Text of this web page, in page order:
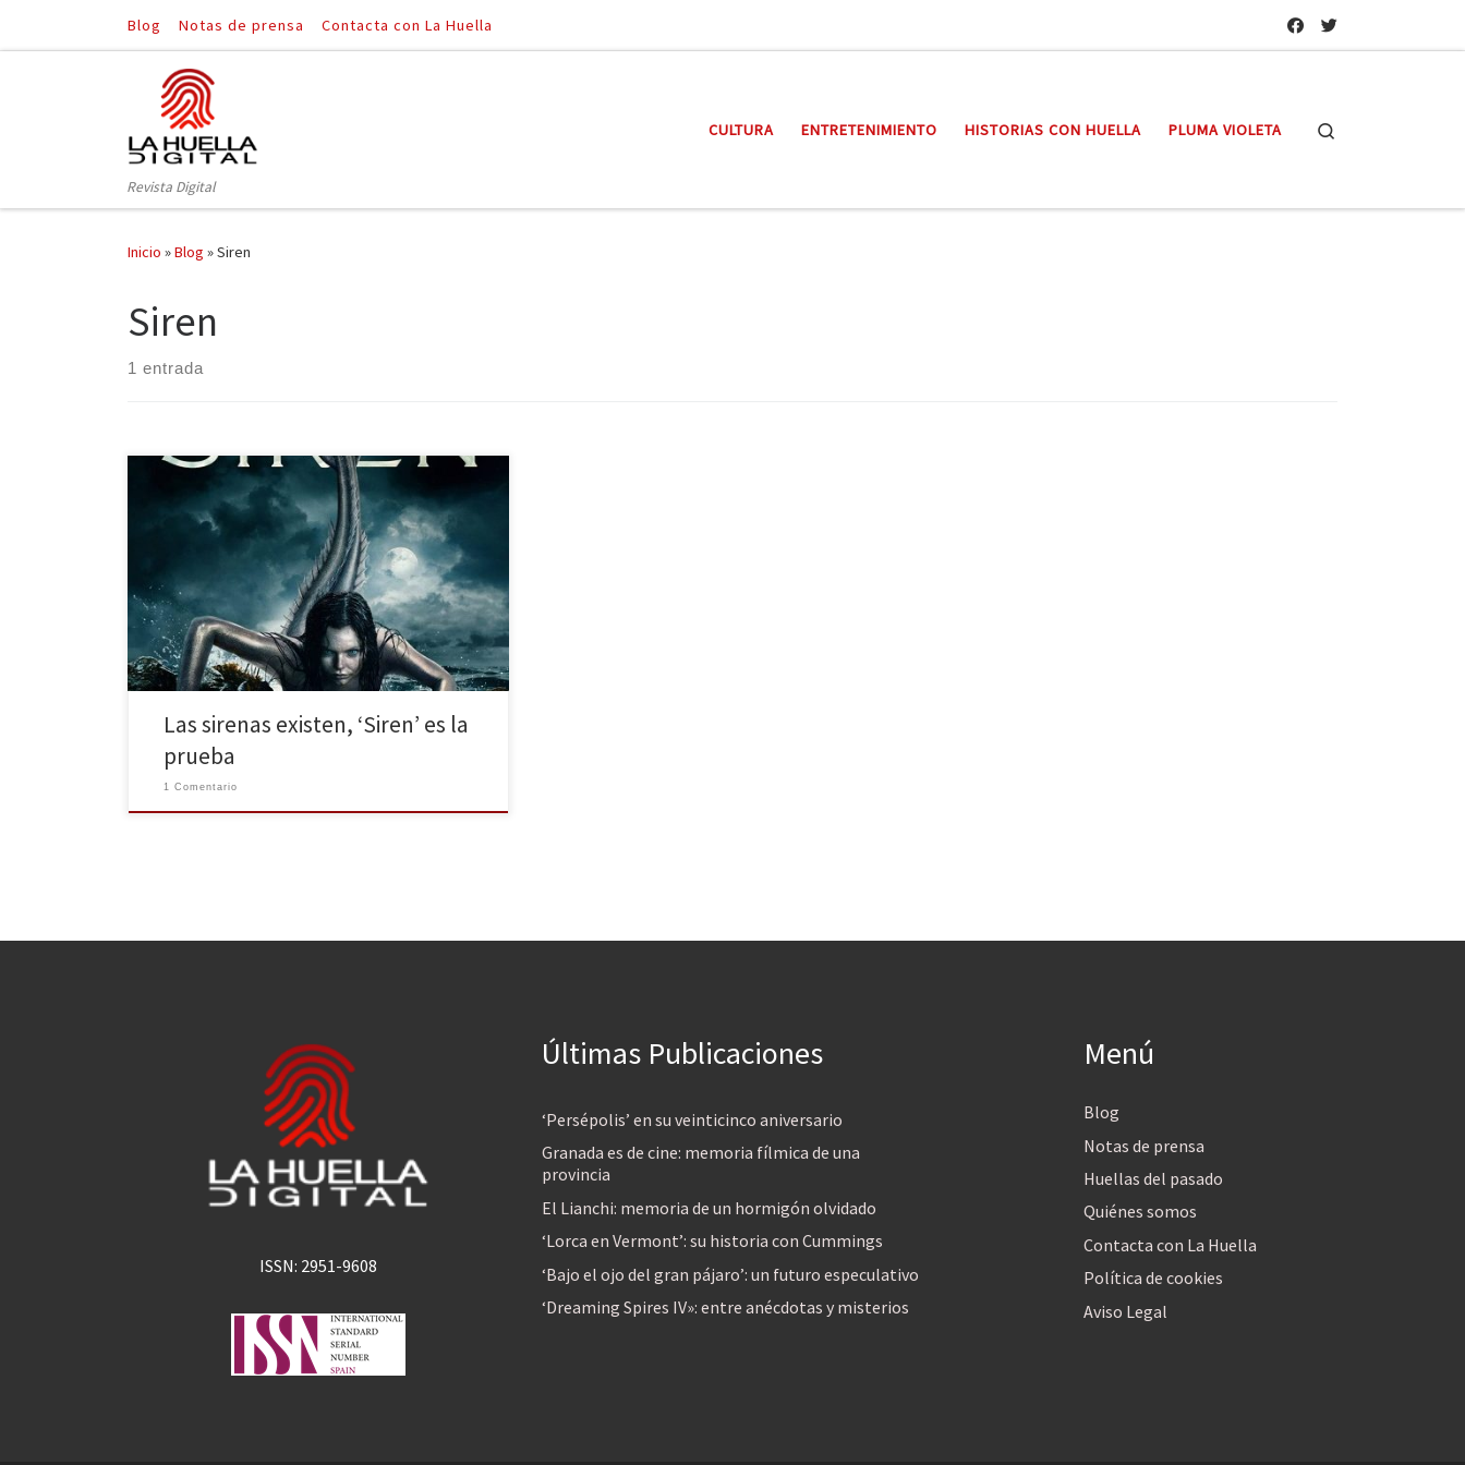
Saltar al contenido
Blog Notas de prensa Contacta con La Huella
Revista Digital
CULTURA ENTRETENIMIENTO HISTORIAS CON HUELLA PLUMA VIOLETA
Inicio »Blog »Siren
Siren
1 entrada
Al mal tiempo, buena cara, ¿Y qué mejor forma de
pasar las tardes de mantita y sofá con una buena
serie? HBO ha renovado su catálogo con la llegada de
la primavera, y una de las series que parece estar
destinada a ser el próximo boom es Siren. Y sí, […]
Las sirenas existen, ‘Siren’ es la
prueba
1 Comentario
ISSN: 2951-9608
Últimas Publicaciones
‘Persépolis’ en su veinticinco aniversario
Granada es de cine: memoria fílmica de una
provincia
El Lianchi: memoria de un hormigón olvidado
‘Lorca en Vermont’: su historia con Cummings
‘Bajo el ojo del gran pájaro’: un futuro especulativo
‘Dreaming Spires IV»: entre anécdotas y misterios
Menú
Blog
Notas de prensa
Huellas del pasado
Quiénes somos
Contacta con La Huella
Política de cookies
Aviso Legal